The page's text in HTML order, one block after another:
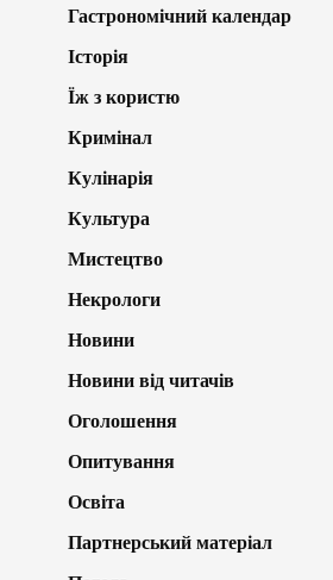
Гастрономічний календар
Історія
Їж з користю
Кримінал
Кулінарія
Культура
Мистецтво
Некрологи
Новини
Новини від читачів
Оголошення
Опитування
Освіта
Партнерський матеріал